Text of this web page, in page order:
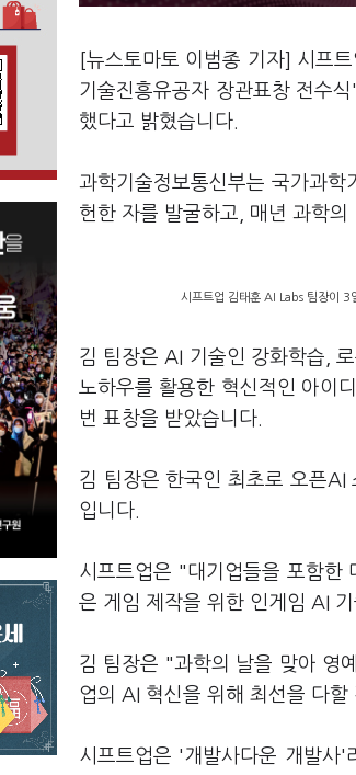
[뉴스토마토 이범종 기자] 시프
기술진흥유공자 장관표창 전수
했다고 밝혔습니다.
과학기술정보통신부는 국가과
헌한 자를 발굴하고, 매년 과학
시프트업 김태훈 AI Labs 팀장이 3
김 팀장은 AI 기술인 강화학습,
노하우를 활용한 혁신적인 아이
번 표창을 받았습니다.
김 팀장은 한국인 최초로 오픈
입니다.
시프트업은 "대기업들을 포함한
은 게임 제작을 위한 인게임 AI
김 팀장은 "과학의 날을 맞아 영
업의 AI 혁신을 위해 최선을 다할
시프트업은 '개발사다운 개발